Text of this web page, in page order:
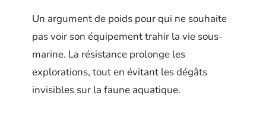
Un argument de poids pour qui ne souhaite
pas voir son équipement trahir la vie sous-
marine. La résistance prolonge les
explorations, tout en évitant les dégâts
invisibles sur la faune aquatique.